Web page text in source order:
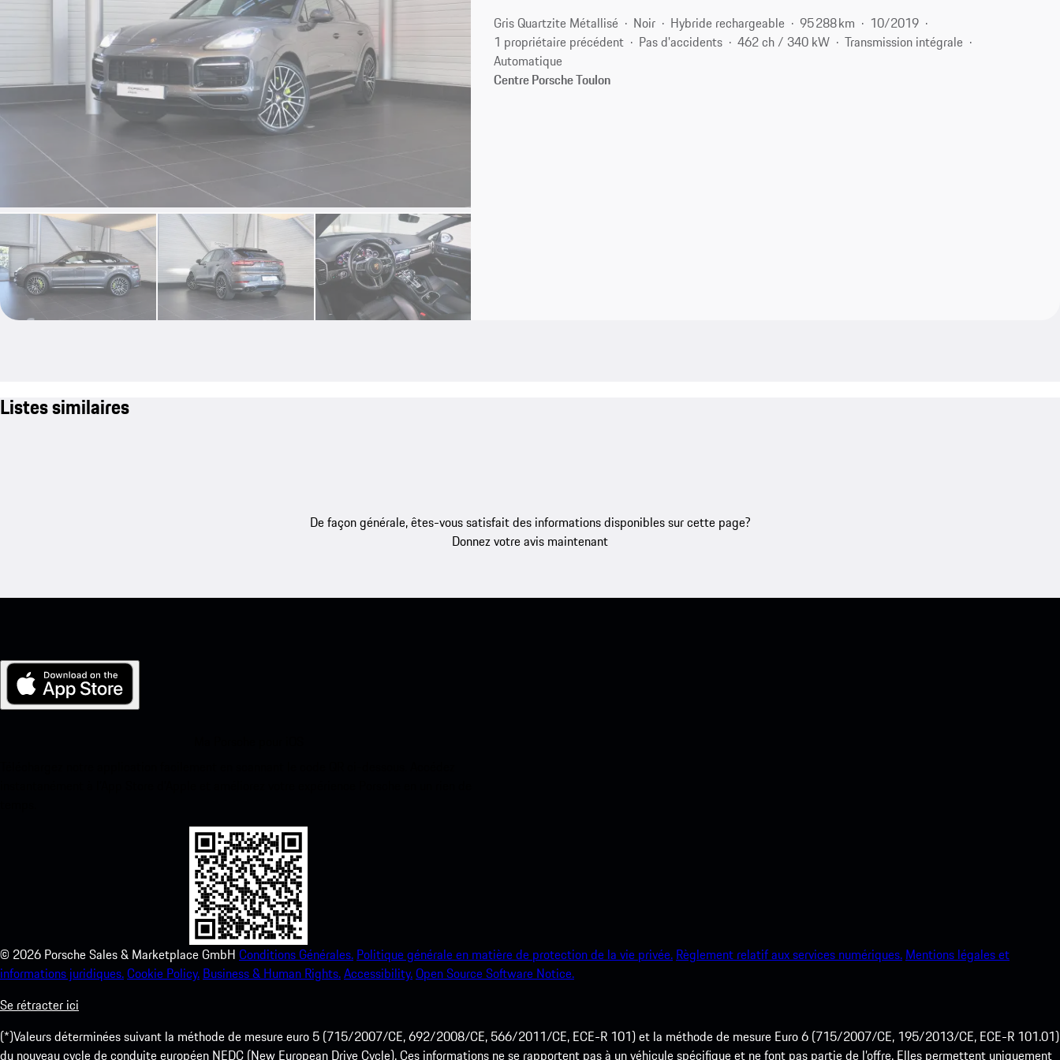
Gris Quartzite Métallisé Noir Hybride rechargeable 95 288 km
10/2019
1 propriétaire précédent
Pas d'accidents 462 ch / 340 kW
Transmission intégrale
Automatique
Centre Porsche Toulon
Listes similaires
De façon générale, êtes-vous satisfait des informations disponibles sur cette page?
Donnez votre avis maintenant
© 2026 Porsche Sales & Marketplace GmbH Conditions Générales. Politique générale en matière de protection de la vie privée. Règlement relatif aux services numériques. Mentions légales et
informations juridiques.Cookie Policy. Business & Human Rights.Accessibility.Open Source Software Notice.
Se rétracter ici
(*)Valeurs déterminées suivant la méthode de mesure euro 5 (715/2007/CE, 692/2008/CE, 566/2011/CE, ECE-R 101) et la méthode de mesure Euro 6 (715/2007/CE, 195/2013/CE, ECE-R 101.01)
du nouveau cycle de conduite européen NEDC (New European Drive Cycle). Ces informations ne se rapportent pas à un véhicule spécifique et ne font pas partie de l’offre. Elles permettent uniquement